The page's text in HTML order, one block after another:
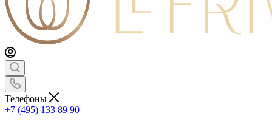
Телефоны
+7 (495) 133 89 90